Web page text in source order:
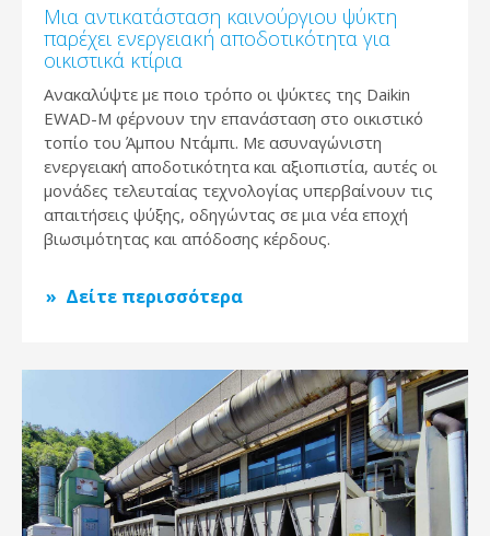
Μια αντικατάσταση καινούργιου ψύκτη
παρέχει ενεργειακή αποδοτικότητα για
οικιστικά κτίρια
Ανακαλύψτε με ποιο τρόπο οι ψύκτες της Daikin
EWAD-M φέρνουν την επανάσταση στο οικιστικό
τοπίο του Άμπου Ντάμπι. Με ασυναγώνιστη
ενεργειακή αποδοτικότητα και αξιοπιστία, αυτές οι
μονάδες τελευταίας τεχνολογίας υπερβαίνουν τις
απαιτήσεις ψύξης, οδηγώντας σε μια νέα εποχή
βιωσιμότητας και απόδοσης κέρδους.
Δείτε περισσότερα